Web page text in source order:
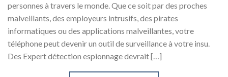
personnes à travers le monde. Que ce soit par des proches
malveillants, des employeurs intrusifs, des pirates
informatiques ou des applications malveillantes, votre
téléphone peut devenir un outil de surveillance à votre insu.
Des Expert détection espionnage devrait […]